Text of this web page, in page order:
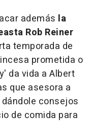
además la
Rob Reiner
temporada de
prometida o
da vida a Albert
que asesora a
consejos
de comida para